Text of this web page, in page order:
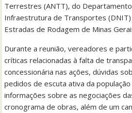
Terrestres (ANTT), do
Infraestrutura de Transportes
Estradas de Rodagem de Minas
Durante a reunião, vereadores e
críticas relacionadas à falta de
concessionária nas ações, dúvidas
pedidos de escuta ativa da
informações sobre as negociações
cronograma de obras, além de um